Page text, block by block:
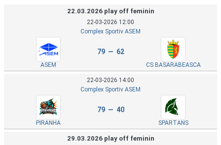
22.03.2026 play off feminin
22-03-2026 12:00
Complex Sportiv ASEM
ASEM
79 — 62
CS BASARABEASCA
22-03-2026 14:00
Complex Sportiv ASEM
PIRANHA
79 — 40
SPARTANS
29.03.2026 play off feminin